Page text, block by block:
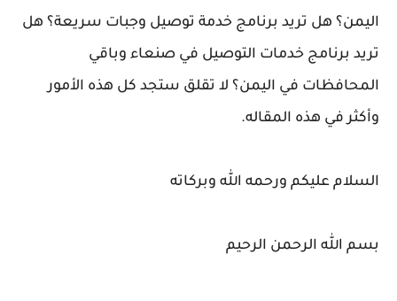
اليمن؟ هل تريد برنامج خدمة توصيل وجبات سريعة؟ هل
تريد برنامج خدمات التوصيل في صنعاء وباقي
المحافظات في اليمن؟ لا تقلق ستجد كل هذه الأمور
وأكثر في هذه المقاله.
السلام عليكم ورحمه الله وبركاته
بسم الله الرحمن الرحيم